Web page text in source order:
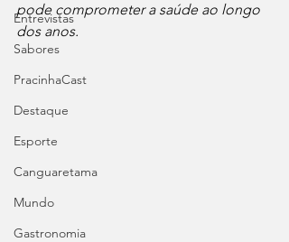
Entrevistas
Sabores
PracinhaCast
Destaque
Esporte
Canguaretama
Mundo
Gastronomia
pode comprometer a saúde ao longo
dos anos.